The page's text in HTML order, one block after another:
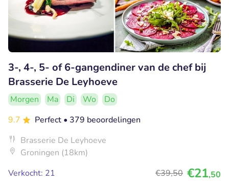
3-, 4-, 5- of 6-gangendiner van de chef bij
Brasserie De Leyhoeve
Morgen Ma Di Wo
Do
9.7
Perfect • 379 beoordelingen
Brasserie De Leyhoeve
Groningen (18km)
Verkocht: 21
€39,50 €21,50